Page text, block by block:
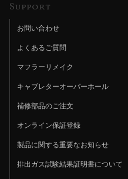
Support
お問い合わせ
よくあるご質問
マフラーリメイク
キャブレターオーバーホール
補修部品のご注文
オンライン保証登録
製品に関する重要なお知らせ
排出ガス試験結果証明書について